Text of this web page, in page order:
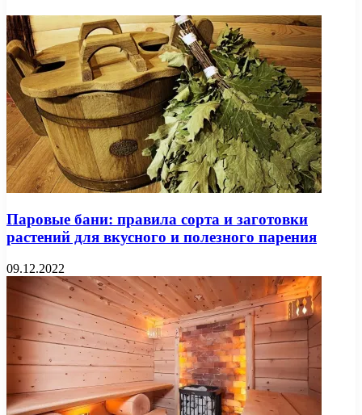
Паровые бани: правила сорта и заготовки
растений для вкусного и полезного парения
09.12.2022